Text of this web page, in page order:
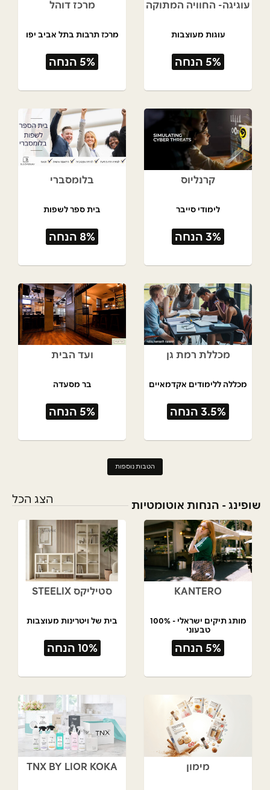
עוגיגה- החוויה המתוקה
עוגות מעוצבות
5% הנחה
מרכז דוהל
מרכז תרבות בתל אביב יפו
5% הנחה
קרנליוס
לימודי סייבר
3% הנחה
בלומסברי
בית ספר לשפות
8% הנחה
מכללת רמת גן
מכללה ללימודים אקדמאיים
3.5% הנחה
ועד הבית
בר מסעדה
5% הנחה
הטבות נוספות
שופינג - הנחות אוטומטיות הצג הכל
KANTERO
מותג תיקים ישראלי - 100%
טבעוני
תל אביב
5% הנחה
סטיליקס STEELIX
בית של ויטרינות מעוצבות
10% הנחה
מימון TNX BY LIOR KOKA